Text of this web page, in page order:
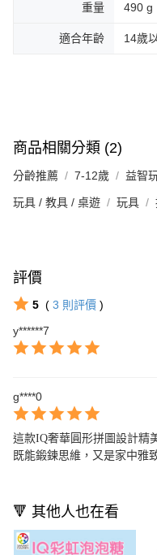
重量 490 g
適合年齡 14歲
商品相關分類 (2)
分齡推薦 7-12歲 益智
玩具 / 教具 / 桌遊 玩具
評價
5 ( 3 則評價 )
y******7
g****0
這款IQ奢華圓形拼圖設計精
既能鍛鍊思維，又是家中雅
🔻 其他人也在看